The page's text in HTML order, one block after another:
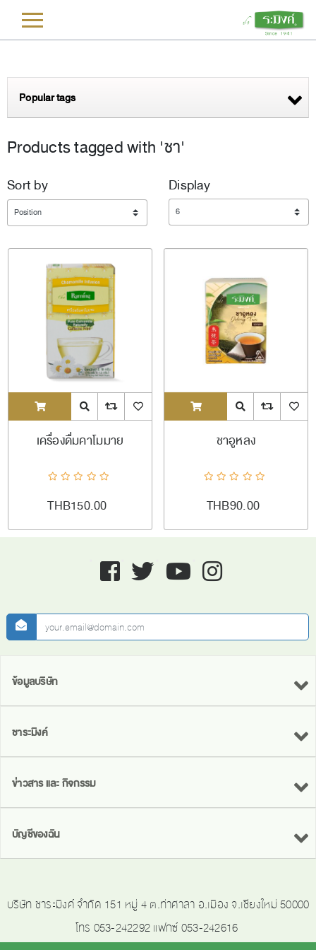
Popular tags
Products tagged with 'ชา'
Sort by
Display
Display
ADDTOCART Quick ViewAddToCompareList
AddToWishlist
เครื่องดื่มคาโมมาย
THB150.00
ADDTOCART Quick View
ชาอูหลง
THB90.00
Facebook twitter youtube instagram
newsletter
ข้อมูลบริษัท
ชาระมิงค์
ข่าวสาร และ กิจกรรม
บัญชีของฉัน
บริษัท ชาระมิงค์ จำกัด 151 หมู่ 4 ต.ท่าศาลา อ.เมือง จ.เชียงใหม่ 50000
โทร 053-242292 แฟกซ์ 053-242616